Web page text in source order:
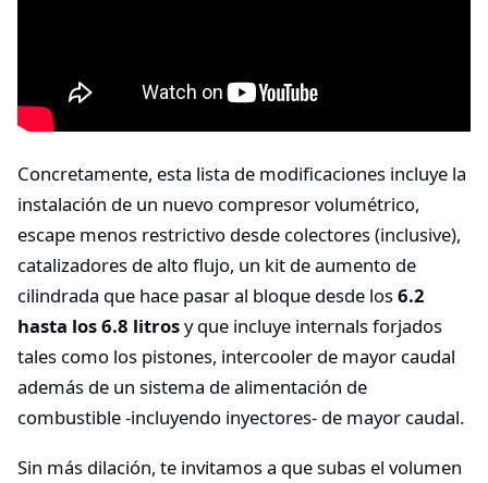
Concretamente, esta lista de modificaciones incluye la
instalación de un nuevo compresor volumétrico,
escape menos restrictivo desde colectores (inclusive),
catalizadores de alto flujo, un kit de aumento de
cilindrada que hace pasar al bloque desde los6.2
hasta los 6.8 litrosy que incluye internals forjados
tales como los pistones, intercooler de mayor caudal
además de un sistema de alimentación de
combustible -incluyendo inyectores- de mayor caudal.
Sin más dilación, te invitamos a que subas el volumen